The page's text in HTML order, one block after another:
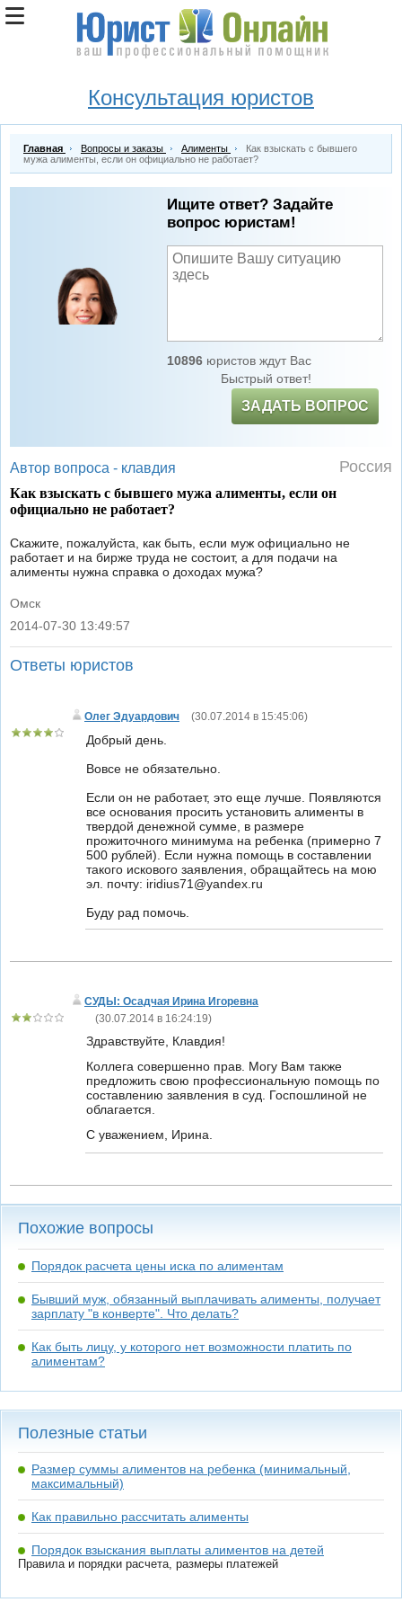
Консультация юристов
Главная Вопросы и заказы Алименты
Как взыскать с бывшего
мужа алименты, если он официально не работает?
Ищите ответ? Задайте
вопрос юристам!
10896юристов ждут Вас
Быстрый ответ!
ЗАДАТЬ ВОПРОС
Автор вопроса - клавдия Россия
Как взыскать с бывшего мужа алименты, если он
официально не работает?
Скажите, пожалуйста, как быть, если муж официально не
работает и на бирже труда не состоит, а для подачи на
алименты нужна справка о доходах мужа?
Омск
|
2014-07-30 13:49:57
Ответы юристов
Олег Эдуардович (30.07.2014 в 15:45:06)
Добрый день.
Вовсе не обязательно.
Если он не работает, это еще лучше. Появляются
все основания просить установить алименты в
твердой денежной сумме, в размере
прожиточного минимума на ребенка (примерно 7
500 рублей). Если нужна помощь в составлении
такого искового заявления, обращайтесь на мою
эл. почту: iridius71@yandex.ru
Буду рад помочь.
СУДЫ: Осадчая Ирина Игоревна
(30.07.2014 в 16:24:19)
Здравствуйте, Клавдия!
Коллега совершенно прав. Могу Вам также
предложить свою профессиональную помощь по
составлению заявления в суд. Госпошлиной не
облагается.
С уважением, Ирина.
Похожие вопросы
Порядок расчета цены иска по алиментам
Бывший муж, обязанный выплачивать алименты, получает
зарплату "в конверте". Что делать?
Как быть лицу, у которого нет возможности платить по
алиментам?
Полезные статьи
Размер суммы алиментов на ребенка (минимальный,
максимальный)
Как правильно рассчитать алименты
Порядок взыскания выплаты алиментов на детей
Правила и порядки расчета, размеры платежей